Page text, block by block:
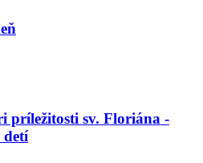
príležitosti sv. Floriána -
detí